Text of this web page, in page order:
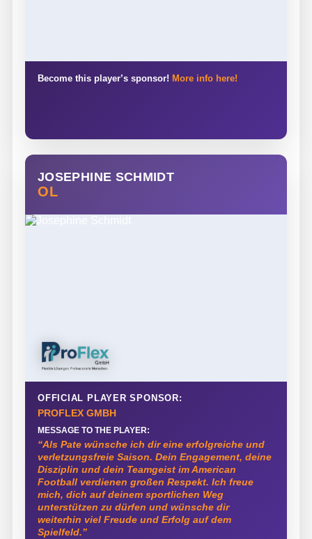
Become this player’s sponsor! More info here!
JOSEPHINE SCHMIDT
OL
OFFICIAL PLAYER SPONSOR:
PROFLEX GMBH
MESSAGE TO THE PLAYER:
“Als Pate wünsche ich dir eine erfolgreiche und
verletzungsfreie Saison. Dein Engagement, deine
Disziplin und dein Teamgeist im American
Football verdienen großen Respekt. Ich freue
mich, dich auf deinem sportlichen Weg
unterstützen zu dürfen und wünsche dir
weiterhin viel Freude und Erfolg auf dem
Spielfeld.”